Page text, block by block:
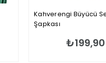
Kahverengi Büyücü
Şapkası
₺199,90